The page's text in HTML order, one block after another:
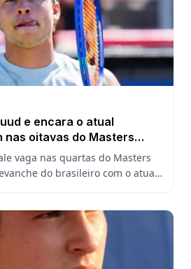
e encara o atual
nas oitavas do Masters
vaga nas quartas do Masters
do brasileiro com o atual